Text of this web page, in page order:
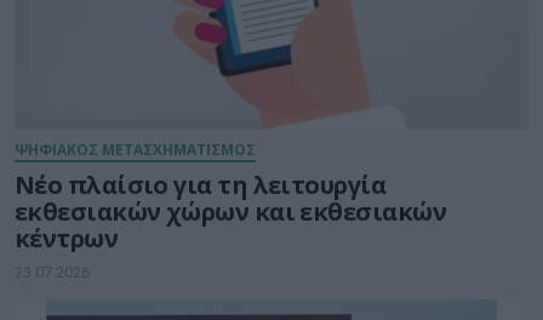
ΨΗΦΙΑΚΟΣ ΜΕΤΑΣΧΗΜΑΤΙΣΜΟΣ
Νέο πλαίσιο για τη λειτουργία
εκθεσιακών χώρων και εκθεσιακών
κέντρων
23.07.2026